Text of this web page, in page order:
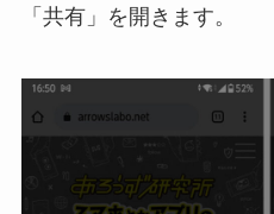
「共有」を開きます。